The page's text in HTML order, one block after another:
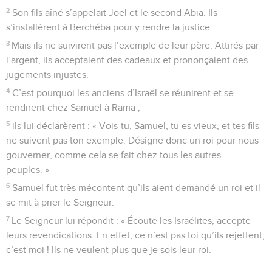
2 Son fils aîné s’appelait Joël et le second Abia. Ils
s’installèrent à Berchéba pour y rendre la justice.
3 Mais ils ne suivirent pas l’exemple de leur père. Attirés par
l’argent, ils acceptaient des cadeaux et prononçaient des
jugements injustes.
4 C’est pourquoi les anciens d’Israël se réunirent et se
rendirent chez Samuel à Rama ;
5 ils lui déclarèrent : « Vois-tu, Samuel, tu es vieux, et tes fils
ne suivent pas ton exemple. Désigne donc un roi pour nous
gouverner, comme cela se fait chez tous les autres
peuples. »
6 Samuel fut très mécontent qu’ils aient demandé un roi et il
se mit à prier le Seigneur.
7 Le Seigneur lui répondit : « Écoute les Israélites, accepte
leurs revendications. En effet, ce n’est pas toi qu’ils rejettent,
c’est moi ! Ils ne veulent plus que je sois leur roi.